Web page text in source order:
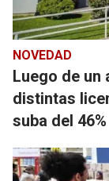
NOVEDAD
Luego de un
distintas
suba del 46%